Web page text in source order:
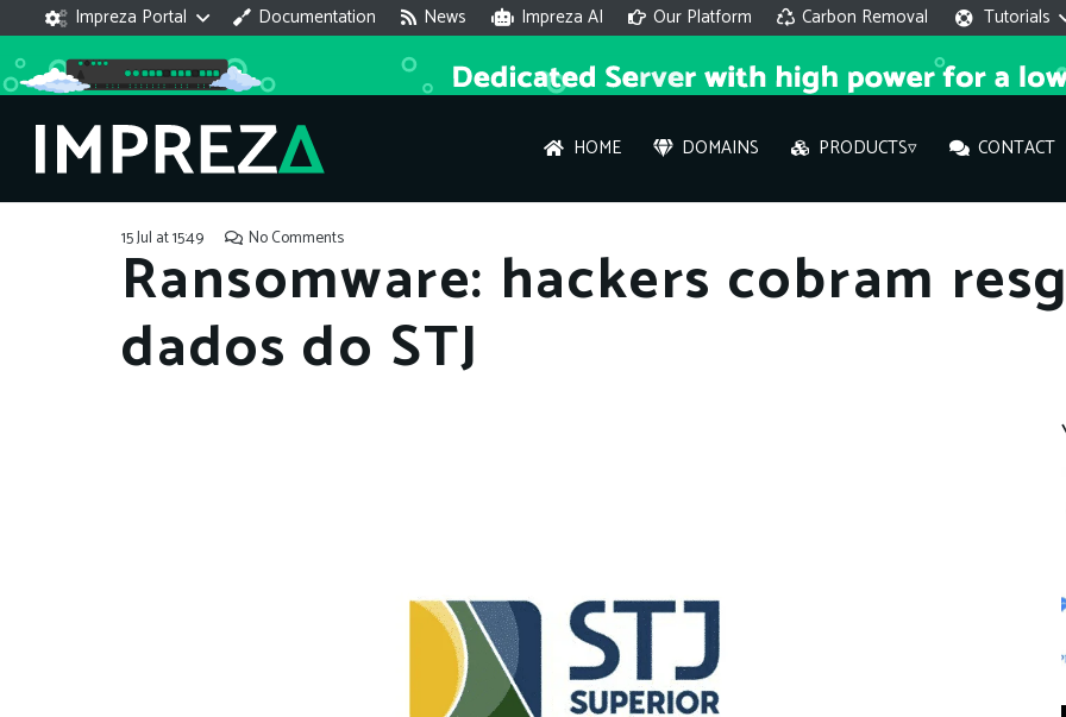
Impreza Portal Documentation News Impreza AI Our Platform Carbon Removal Tutorials
HOME DOMAINS PRODUCTS▿ CONTACT
What
What
How to
15 Jul at 15:49 No Comments
Ransomware: hackers cobram
dados do STJ